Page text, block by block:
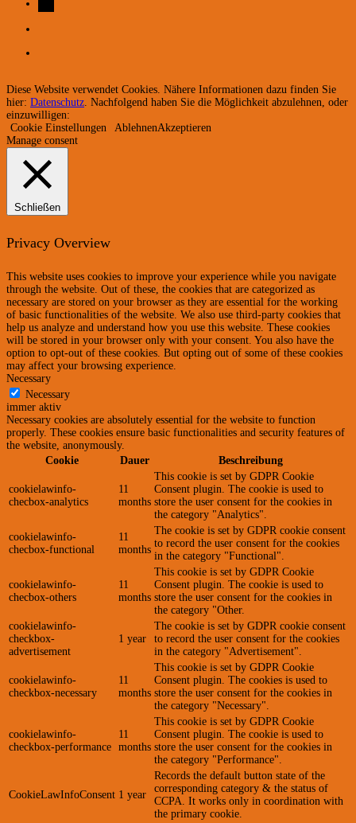
Diese Website verwendet Cookies. Nähere Informationen dazu finden Sie
hier: Datenschutz. Nachfolgend haben Sie die Möglichkeit abzulehnen, oder
einzuwilligen:
Cookie Einstellungen
AblehnenAkzeptieren
Manage consent
Schließen
Privacy Overview
This website uses cookies to improve your experience while you navigate
through the website. Out of these, the cookies that are categorized as
necessary are stored on your browser as they are essential for the working
of basic functionalities of the website. We also use third-party cookies that
help us analyze and understand how you use this website. These cookies
will be stored in your browser only with your consent. You also have the
option to opt-out of these cookies. But opting out of some of these cookies
may affect your browsing experience.
Necessary
Necessary
immer aktiv
Necessary cookies are absolutely essential for the website to function
properly. These cookies ensure basic functionalities and security features of
the website, anonymously.
Cookie
Dauer Beschreibung
cookielawinfo-
checbox-analytics
11
months
This cookie is set by GDPR Cookie
Consent plugin. The cookie is used to
store the user consent for the cookies in
the category "Analytics".
cookielawinfo-
checbox-functional
11
months
The cookie is set by GDPR cookie consent
to record the user consent for the cookies
in the category "Functional".
cookielawinfo-
checbox-others
11
months
This cookie is set by GDPR Cookie
Consent plugin. The cookie is used to
store the user consent for the cookies in
the category "Other.
cookielawinfo-
checkbox-
advertisement
1 year
The cookie is set by GDPR cookie consent
to record the user consent for the cookies
in the category "Advertisement".
cookielawinfo-
checkbox-necessary
11
months
This cookie is set by GDPR Cookie
Consent plugin. The cookies is used to
store the user consent for the cookies in
the category "Necessary".
cookielawinfo-
checkbox-performance
11
months
This cookie is set by GDPR Cookie
Consent plugin. The cookie is used to
store the user consent for the cookies in
the category "Performance".
CookieLawInfoConsent 1 year
Records the default button state of the
corresponding category & the status of
CCPA. It works only in coordination with
the primary cookie.